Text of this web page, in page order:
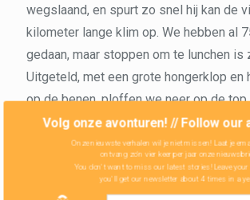
wegslaand, en spurt zo snel hij kan de
kilometer lange klim op. We hebben al
gedaan, maar stoppen om te lunchen is
Uitgeteld, met een grote hongerklop en
op de benen, ploffen we neer op de
tegenwind dan deze nachtmerrie. We
tot het enige huis op de route, een post
wegwerkers, waar we de tent onder het
zetten. 129 kilometer op de teller
Volg onze avonturen! // Follow our
Onze nieuwste verhalen wil je niet missen! Laat je
ontvang zo'n vier keer per jaar onze
You don't want to miss our latest stories! Leave your
you'll get our newsletter about 4 times in a